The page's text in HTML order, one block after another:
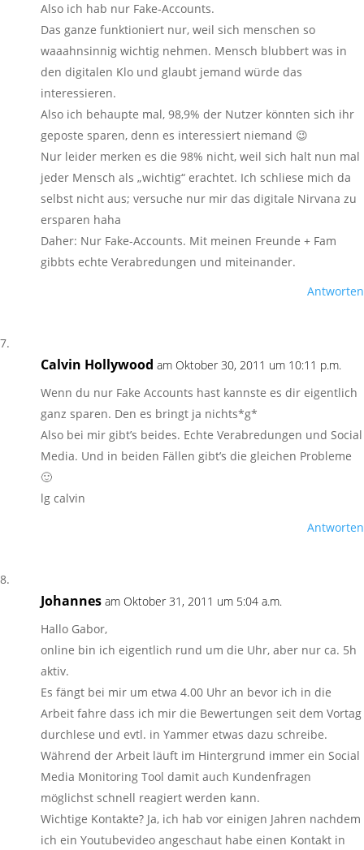
Also ich hab nur Fake-Accounts.
Das ganze funktioniert nur, weil sich menschen so
waaahnsinnig wichtig nehmen. Mensch blubbert was in
den digitalen Klo und glaubt jemand würde das
interessieren.
Also ich behaupte mal, 98,9% der Nutzer könnten sich ihr
geposte sparen, denn es interessiert niemand 😉
Nur leider merken es die 98% nicht, weil sich halt nun mal
jeder Mensch als „wichtig“ erachtet. Ich schliese mich da
selbst nicht aus; versuche nur mir das digitale Nirvana zu
ersparen haha
Daher: Nur Fake-Accounts. Mit meinen Freunde + Fam
gibbts echte Verabredungen und miteinander.
Antworten
Calvin Hollywood am Oktober 30, 2011 um 10:11 p.m.
Wenn du nur Fake Accounts hast kannste es dir eigentlich
ganz sparen. Den es bringt ja nichts*g*
Also bei mir gibt’s beides. Echte Verabredungen und Social
Media. Und in beiden Fällen gibt’s die gleichen Probleme
🙂
lg calvin
Antworten
Johannes am Oktober 31, 2011 um 5:04 a.m.
Hallo Gabor,
online bin ich eigentlich rund um die Uhr, aber nur ca. 5h
aktiv.
Es fängt bei mir um etwa 4.00 Uhr an bevor ich in die
Arbeit fahre dass ich mir die Bewertungen seit dem Vortag
durchlese und evtl. in Yammer etwas dazu schreibe.
Während der Arbeit läuft im Hintergrund immer ein Social
Media Monitoring Tool damit auch Kundenfragen
möglichst schnell reagiert werden kann.
Wichtige Kontakte? Ja, ich hab vor einigen Jahren nachdem
ich ein Youtubevideo angeschaut habe einen Kontakt in